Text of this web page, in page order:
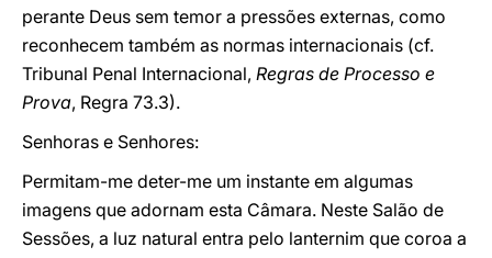
perante Deus sem temor a pressões externas, como
reconhecem também as normas internacionais (cf.
Tribunal Penal Internacional, Regras de Processo e
Prova, Regra 73.3).
Senhoras e Senhores:
Permitam-me deter-me um instante em algumas
imagens que adornam esta Câmara. Neste Salão de
Sessões, a luz natural entra pelo lanternim que coroa a